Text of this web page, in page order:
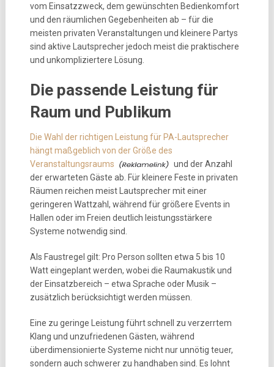
vom Einsatzzweck, dem gewünschten Bedienkomfort
und den räumlichen Gegebenheiten ab – für die
meisten privaten Veranstaltungen und kleinere Partys
sind aktive Lautsprecher jedoch meist die praktischere
und unkompliziertere Lösung.
Die passende Leistung für
Raum und Publikum
Die Wahl der richtigen Leistung für PA-Lautsprecher
hängt maßgeblich von der Größe des
Veranstaltungsraums
und der Anzahl
der erwarteten Gäste ab. Für kleinere Feste in privaten
Räumen reichen meist Lautsprecher mit einer
geringeren Wattzahl, während für größere Events in
Hallen oder im Freien deutlich leistungsstärkere
Systeme notwendig sind.
Als Faustregel gilt: Pro Person sollten etwa 5 bis 10
Watt eingeplant werden, wobei die Raumakustik und
der Einsatzbereich – etwa Sprache oder Musik –
zusätzlich berücksichtigt werden müssen.
Eine zu geringe Leistung führt schnell zu verzerrtem
Klang und unzufriedenen Gästen, während
überdimensionierte Systeme nicht nur unnötig teuer,
sondern auch schwerer zu handhaben sind. Es lohnt